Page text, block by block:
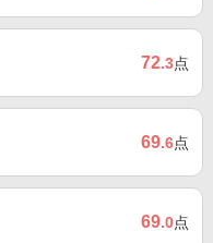
72.3点
69.6点
69.0点